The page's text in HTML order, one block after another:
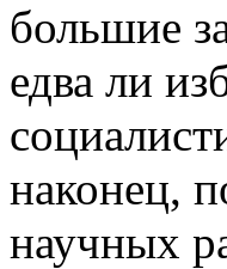
большие
едва ли
наконец,
научных